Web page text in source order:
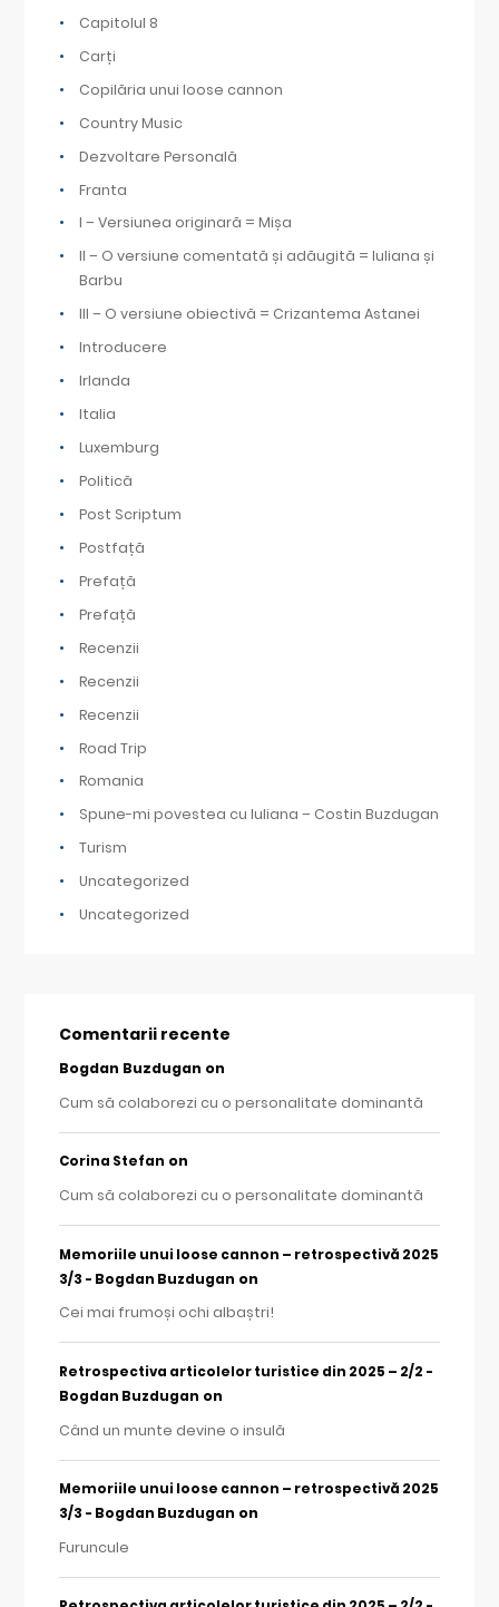
Capitolul 8
Carți
Copilăria unui loose cannon
Country Music
Dezvoltare Personală
Franta
I – Versiunea originară = Mișa
II – O versiune comentată și adăugită = Iuliana și
Barbu
III – O versiune obiectivă = Crizantema Astanei
Introducere
Irlanda
Italia
Luxemburg
Politică
Post Scriptum
Postfață
Prefață
Prefață
Recenzii
Recenzii
Recenzii
Road Trip
Romania
Spune-mi povestea cu Iuliana – Costin Buzdugan
Turism
Uncategorized
Uncategorized
Comentarii recente
Bogdan Buzdugan on
Cum să colaborezi cu o personalitate dominantă
Corina Stefan on
Cum să colaborezi cu o personalitate dominantă
Memoriile unui loose cannon – retrospectivă 2025
3/3 - Bogdan Buzdugan on
Cei mai frumoși ochi albaștri!
Retrospectiva articolelor turistice din 2025 – 2/2 -
Bogdan Buzdugan on
Când un munte devine o insulă
Memoriile unui loose cannon – retrospectivă 2025
3/3 - Bogdan Buzdugan on
Furuncule